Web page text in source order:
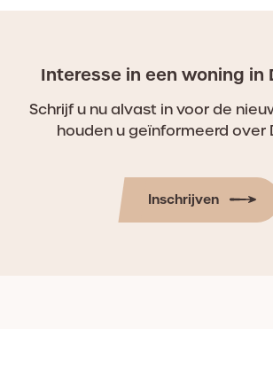
Interesse in een woning in
Schrijf u nu alvast in voor de
houden u geïnformeerd over
Inschrijven